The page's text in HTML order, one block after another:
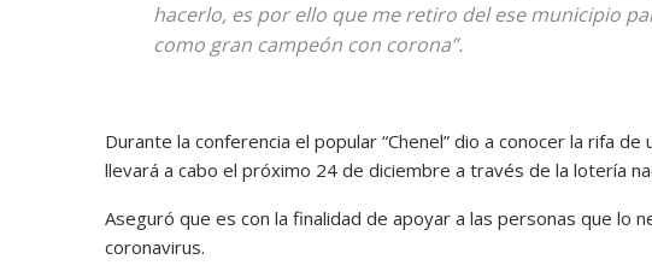
hacerlo, es por ello que me retiro del ese municipio
como gran campeón con corona”.
Durante la conferencia el popular “Chenel” dio a conocer la rifa
llevará a cabo el próximo 24 de diciembre a través de la lotería
Aseguró que es con la finalidad de apoyar a las personas que lo
coronavirus.